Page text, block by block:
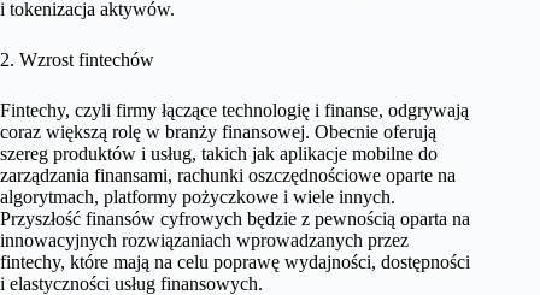
i tokenizacja aktywów.
2. Wzrost fintechów
Fintechy, czyli firmy łączące technologię i finanse, odgrywają
coraz większą rolę w branży finansowej. Obecnie oferują
szereg produktów i usług, takich jak aplikacje mobilne do
zarządzania finansami, rachunki oszczędnościowe oparte na
algorytmach, platformy pożyczkowe i wiele innych.
Przyszłość finansów cyfrowych będzie z pewnością oparta na
innowacyjnych rozwiązaniach wprowadzanych przez
fintechy, które mają na celu poprawę wydajności, dostępności
i elastyczności usług finansowych.